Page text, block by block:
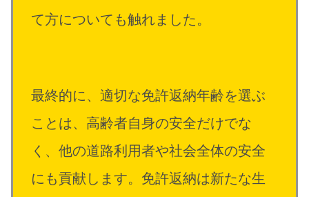
て方についても触れました。
最終的に、適切な免許返納年齢を選ぶ
ことは、高齢者自身の安全だけでな
く、他の道路利用者や社会全体の安全
にも貢献します。免許返納は新たな生